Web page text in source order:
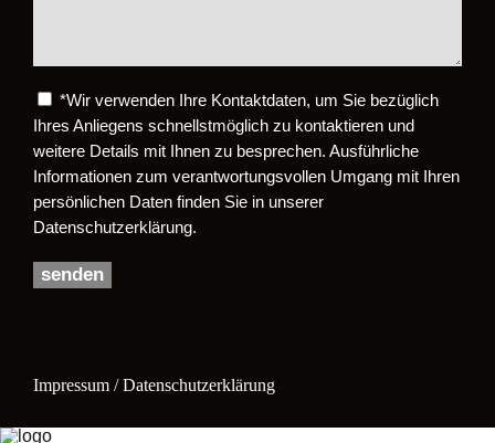
Bitte lasse dieses Feld leer.
*Wir verwenden Ihre Kontaktdaten, um Sie bezüglich
Ihres Anliegens schnellstmöglich zu kontaktieren und
weitere Details mit Ihnen zu besprechen. Ausführliche
Informationen zum verantwortungsvollen Umgang mit Ihren
persönlichen Daten finden Sie in unserer
Datenschutzerklärung.
Impressum / Datenschutzerklärung